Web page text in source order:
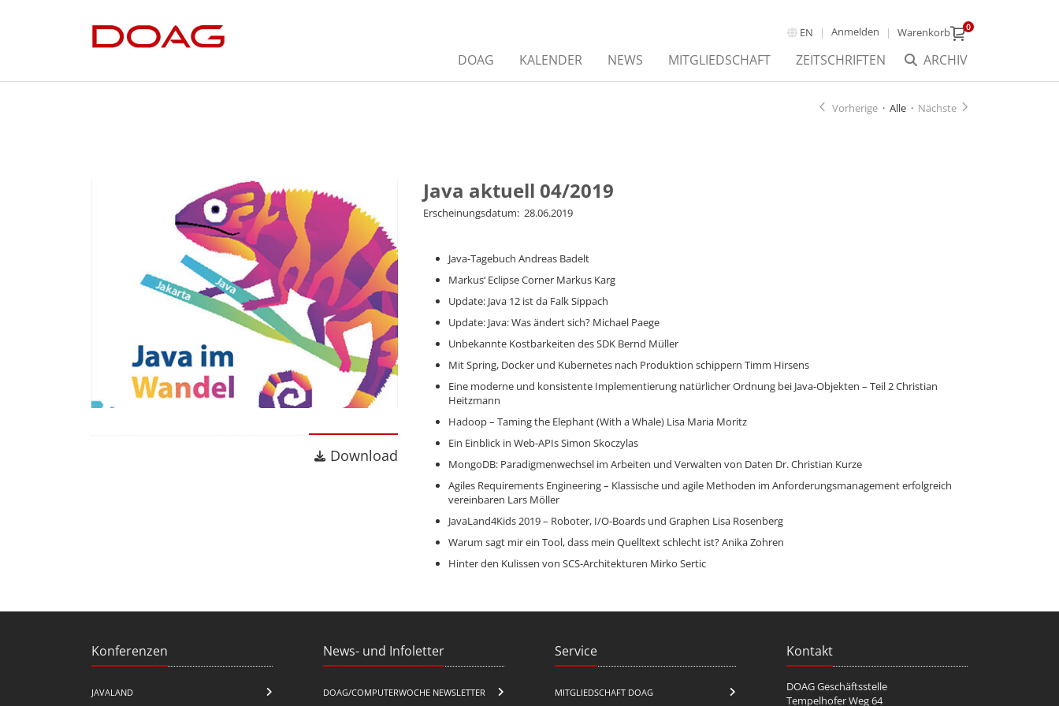
EN Anmelden Warenkorb 0
ARCHIV
DOAG KALENDER NEWS MITGLIEDSCHAFT ZEITSCHRIFTEN
Vorherige · Alle · Nächste
Download
Download
Java aktuell 04/2019
Erscheinungsdatum: 28.06.2019
Java-Tagebuch Andreas Badelt
Markus‘ Eclipse Corner Markus Karg
Update: Java 12 ist da Falk Sippach
Update: Java: Was ändert sich? Michael Paege
Unbekannte Kostbarkeiten des SDK Bernd Müller
Mit Spring, Docker und Kubernetes nach Produktion schippern Timm Hirsens
Eine moderne und konsistente Implementierung natürlicher Ordnung bei Java-Objekten – Teil 2Christian
Heitzmann
Hadoop – Taming the Elephant (With a Whale) Lisa Maria Moritz
Ein Einblick in Web-APIsSimon Skoczylas
MongoDB: Paradigmenwechsel im Arbeiten und Verwalten von Daten Dr. Christian Kurze
Agiles Requirements Engineering – Klassische und agile Methoden im Anforderungsmanagement erfolgreich
vereinbaren Lars Möller
JavaLand4Kids 2019 – Roboter, I/O-Boards und Graphen Lisa Rosenberg
Warum sagt mir ein Tool, dass mein Quelltext schlecht ist?Anika Zohren
Hinter den Kulissen von SCS-Architekturen Mirko Sertic
Konferenzen
JAVALAND
News- und Infoletter
DOAG/COMPUTERWOCHE NEWSLETTER
Service
MITGLIEDSCHAFT DOAG
Kontakt
DOAG Geschäftsstelle
Tempelhofer Weg 64